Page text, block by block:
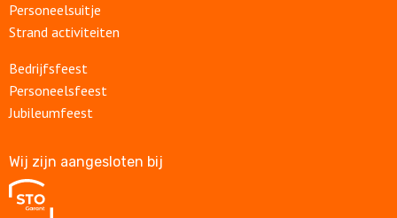
Personeelsuitje
Strand activiteiten
Bedrijfsfeest
Personeelsfeest
Jubileumfeest
Wij zijn aangesloten bij